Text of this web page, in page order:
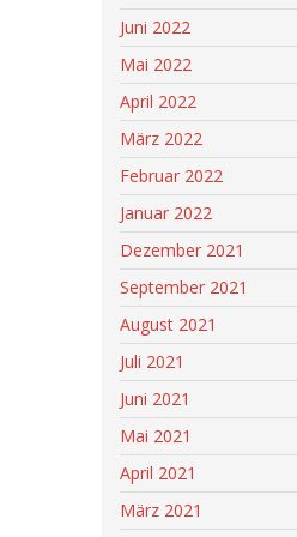
Juni 2022
Mai 2022
April 2022
März 2022
Februar 2022
Januar 2022
Dezember 2021
September 2021
August 2021
Juli 2021
Juni 2021
Mai 2021
April 2021
März 2021